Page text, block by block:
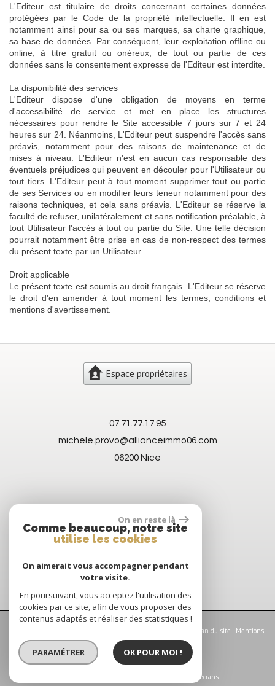
L'Editeur est titulaire de droits concernant certaines données
protégées par le Code de la propriété intellectuelle. Il en est
notamment ainsi pour sa ou ses marques, sa charte graphique,
sa base de données. Par conséquent, leur exploitation offline ou
online, à titre gratuit ou onéreux, de tout ou partie de ces
données sans le consentement expresse de l'Editeur est interdite.
La disponibilité des services
L'Editeur dispose d'une obligation de moyens en terme
d'accessibilité de service et met en place les structures
nécessaires pour rendre le Site accessible 7 jours sur 7 et 24
heures sur 24. Néanmoins, L'Editeur peut suspendre l'accès sans
préavis, notamment pour des raisons de maintenance et de
mises à niveau. L'Editeur n'est en aucun cas responsable des
éventuels préjudices qui peuvent en découler pour l'Utilisateur ou
tout tiers. L'Editeur peut à tout moment supprimer tout ou partie
de ses Services ou en modifier leurs teneur notamment pour des
raisons techniques, et cela sans préavis. L'Editeur se réserve la
faculté de refuser, unilatéralement et sans notification préalable, à
tout Utilisateur l'accès à tout ou partie du Site. Une telle décision
pourrait notamment être prise en cas de non-respect des termes
du présent texte par un Utilisateur.
Droit applicable
Le présent texte est soumis au droit français. L'Editeur se réserve
le droit d'en amender à tout moment les termes, conditions et
mentions d'avertissement.
Espace propriétaires
07.71.77.17.95
michele.provo@allianceimmo06.com
06200Nice
Plan du site - Mentions
légales-Nos honoraires-Partenaires -Admin
Site internet compatible multi-supports,
un seul site adaptable à tous les types d'écrans.
On en reste là
Comme beaucoup, notre site
utilise les cookies
On aimerait vous accompagner pendant
votre visite.
En poursuivant, vous acceptez l'utilisation des
cookies par ce site, afin de vous proposer des
contenus adaptés et réaliser des statistiques !
PARAMÉTRER OK POUR MOI !